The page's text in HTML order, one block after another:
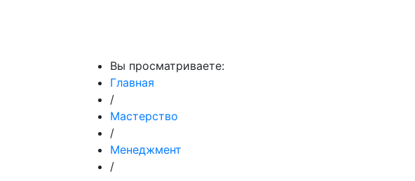
Вы просматриваете:
Главная
/
Мастерство
/
Менеджмент
/